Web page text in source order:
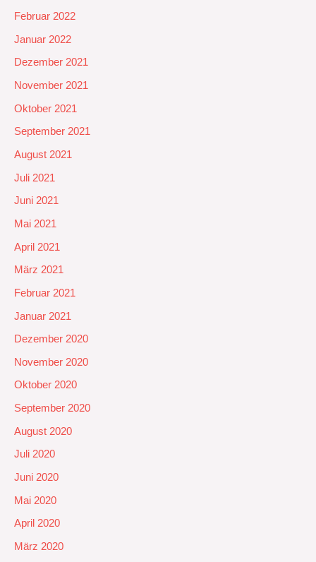
Februar 2022
Januar 2022
Dezember 2021
November 2021
Oktober 2021
September 2021
August 2021
Juli 2021
Juni 2021
Mai 2021
April 2021
März 2021
Februar 2021
Januar 2021
Dezember 2020
November 2020
Oktober 2020
September 2020
August 2020
Juli 2020
Juni 2020
Mai 2020
April 2020
März 2020